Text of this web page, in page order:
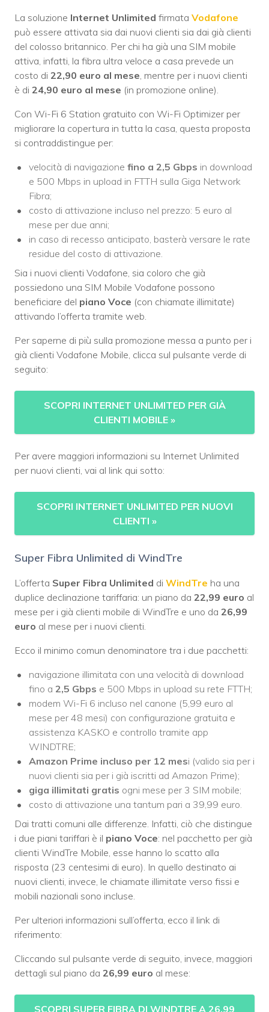
La soluzione Internet Unlimited firmata Vodafone
può essere attivata sia dai nuovi clienti sia dai già clienti
del colosso britannico. Per chi ha già una SIM mobile
attiva, infatti, la fibra ultra veloce a casa prevede un
costo di 22,90 euro al mese , mentre per i nuovi clienti
è di 24,90 euro al mese (in promozione online).
Con Wi-Fi 6 Station gratuito con Wi-Fi Optimizer per
migliorare la copertura in tutta la casa, questa proposta
si contraddistingue per:
velocità di navigazione fino a 2,5 Gbps in download
e 500 Mbps in upload in FTTH sulla Giga Network
Fibra;
costo di attivazione incluso nel prezzo: 5 euro al
mese per due anni;
in caso di recesso anticipato, basterà versare le rate
residue del costo di attivazione.
Sia i nuovi clienti Vodafone, sia coloro che già
possiedono una SIM Mobile Vodafone possono
beneficiare del piano Voce (con chiamate illimitate)
attivando l’offerta tramite web.
Per saperne di più sulla promozione messa a punto per i
già clienti Vodafone Mobile, clicca sul pulsante verde di
seguito:
SCOPRI INTERNET UNLIMITED PER GIÀ
CLIENTI MOBILE »
Per avere maggiori informazioni su Internet Unlimited
per nuovi clienti, vai al link qui sotto:
SCOPRI INTERNET UNLIMITED PER NUOVI
CLIENTI »
Super Fibra Unlimited di WindTre
L’offerta Super Fibra Unlimited di WindTre ha una
duplice declinazione tariffaria: un piano da 22,99 euro al
mese per i già clienti mobile di WindTre e uno da 26,99
euro al mese per i nuovi clienti.
Ecco il minimo comun denominatore tra i due pacchetti:
navigazione illimitata con una velocità di download
fino a 2,5 Gbps e 500 Mbps in upload su rete FTTH;
modem Wi-Fi 6 incluso nel canone (5,99 euro al
mese per 48 mesi) con configurazione gratuita e
assistenza KASKO e controllo tramite app
WINDTRE;
Amazon Prime incluso per 12 mesi (valido sia per i
nuovi clienti sia per i già iscritti ad Amazon Prime);
giga illimitati gratis ogni mese per 3 SIM mobile;
costo di attivazione una tantum pari a 39,99 euro.
Dai tratti comuni alle differenze. Infatti, ciò che distingue
i due piani tariffari è il piano Voce: nel pacchetto per già
clienti WindTre Mobile, esse hanno lo scatto alla
risposta (23 centesimi di euro). In quello destinato ai
nuovi clienti, invece, le chiamate illimitate verso fissi e
mobili nazionali sono incluse.
Per ulteriori informazioni sull’offerta, ecco il link di
riferimento:
Cliccando sul pulsante verde di seguito, invece, maggiori
dettagli sul piano da 26,99 euro al mese:
SCOPRI SUPER FIBRA DI WINDTRE A 26,99